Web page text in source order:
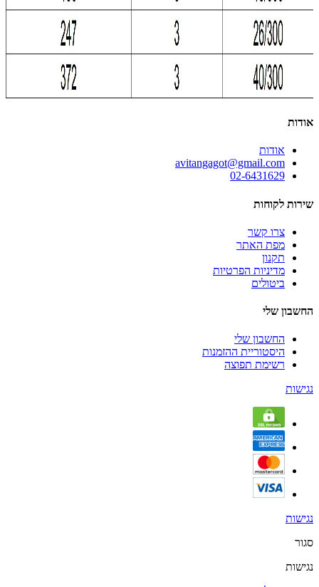
אודות
אודות
avitangagot@gmail.com
02-6431629
שירות לקוחות
צרו קשר
מפת האתר
תקנון
מדיניות הפרטיות
ביטולים
החשבון שלי
החשבון שלי
היסטוריית ההזמנות
רשימת תפוצה
נגישות
נגישות
סגור
נגישות